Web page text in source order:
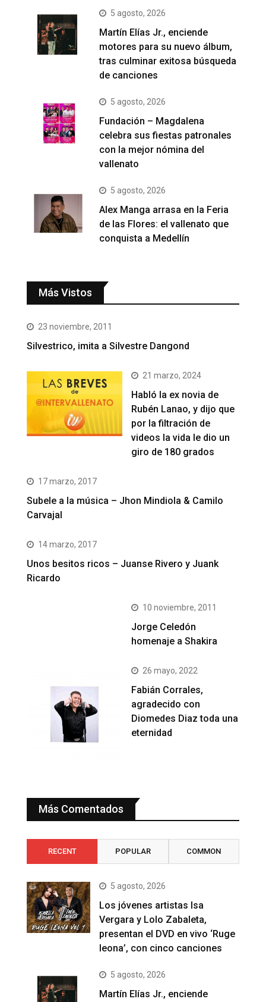
5 agosto, 2026
Martín Elías Jr., enciende
motores para su nuevo álbum,
tras culminar exitosa búsqueda
de canciones
5 agosto, 2026
Fundación – Magdalena
celebra sus fiestas patronales
con la mejor nómina del
vallenato
5 agosto, 2026
Alex Manga arrasa en la Feria
de las Flores: el vallenato que
conquista a Medellín
Más Vistos
23 noviembre, 2011
Silvestrico, imita a Silvestre Dangond
21 marzo, 2024
Habló la ex novia de
Rubén Lanao, y dijo que
por la filtración de
videos la vida le dio un
giro de 180 grados
17 marzo, 2017
Subele a la música – Jhon Mindiola & Camilo
Carvajal
14 marzo, 2017
Unos besitos ricos – Juanse Rivero y Juank
Ricardo
10 noviembre, 2011
Jorge Celedón
homenaje a Shakira
26 mayo, 2022
Fabián Corrales,
agradecido con
Diomedes Diaz toda una
eternidad
Más Comentados
RECENT POPULAR COMMON
5 agosto, 2026
Los jóvenes artistas Isa
Vergara y Lolo Zabaleta,
presentan el DVD en vivo ‘Ruge
leona’, con cinco canciones
5 agosto, 2026
Martín Elías Jr., enciende